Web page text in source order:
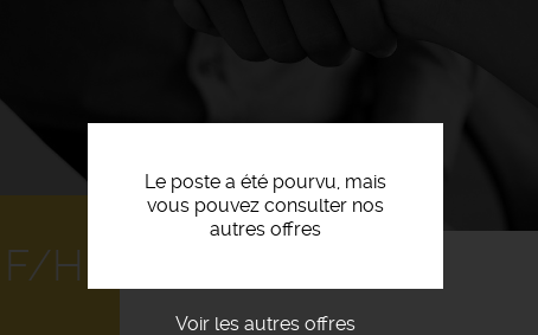
Le poste a été pourvu, mais
vous pouvez consulter nos
autres offres
Voir les autres offres
F/H